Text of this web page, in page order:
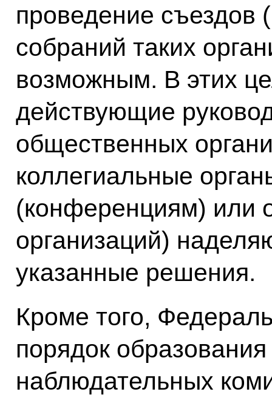
проведение
собраний таких
возможным. В этих
действующие
общественных
коллегиальные
(конференциям) или
организаций)
указанные решения.
Кроме того,
порядок
наблюдательных